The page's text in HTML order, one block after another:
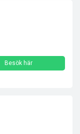
Besök här